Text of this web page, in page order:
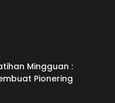
Mingguan :
Pionering